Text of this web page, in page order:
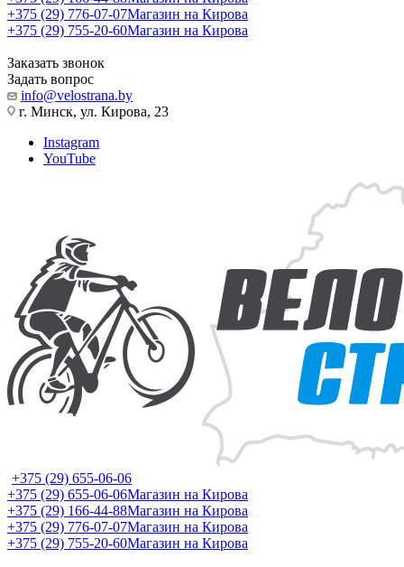
+375 (29) 776-07-07Магазин на Кирова
+375 (29) 755-20-60Магазин на Кирова
Заказать звонок
Задать вопрос
info@velostrana.by
г. Минск, ул. Кирова, 23
Instagram
YouTube
+375 (29) 655-06-06
+375 (29) 655-06-06Магазин на Кирова
+375 (29) 166-44-88Магазин на Кирова
+375 (29) 776-07-07Магазин на Кирова
+375 (29) 755-20-60Магазин на Кирова